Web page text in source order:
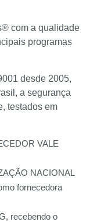
com a qualidade
programas
desde 2005,
a segurança
testados em
VALE
NACIONAL
fornecedora
recebendo o